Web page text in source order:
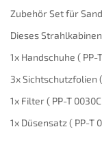
Zubehör Set für
Dieses
1x Handschuhe ( PP-
3x Sichtschutzfolien
1x Filter ( PP-T
1x Düsensatz ( PP-T